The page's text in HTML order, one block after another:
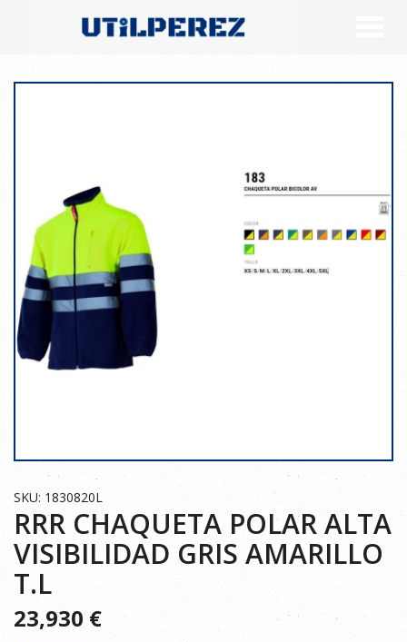
SKU: 1830820L
RRR CHAQUETA POLAR ALTA
VISIBILIDAD GRIS AMARILLO
T.L
23,930€